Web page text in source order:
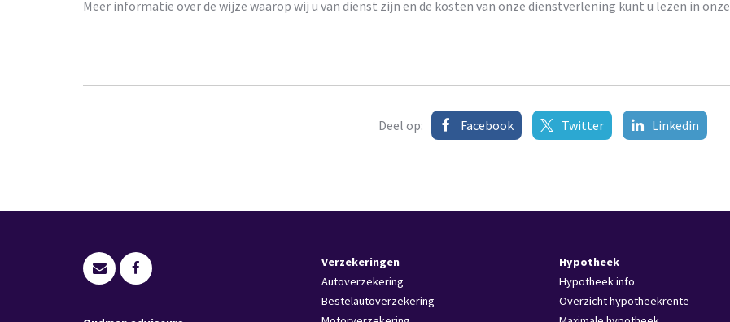
Meer informatie over de wijze waarop wij u van dienst zijn en de kosten van onze dienstverlening kunt u lezen in onze
Deel op: Facebook Twitter Linkedin
Verzekeringen
Autoverzekering
Bestelautoverzekering
Hypotheek
Hypotheek info
Overzicht hypotheekrente